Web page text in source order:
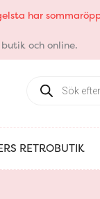
har
och online.
search
RETROBUTIK